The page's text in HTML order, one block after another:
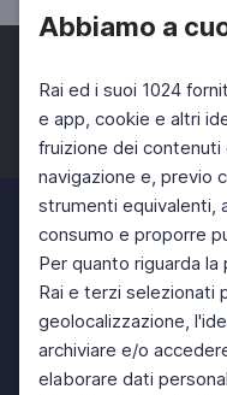
Abbiamo a
Rai ed i suoi 1024
e app, cookie e altri
fruizione dei contenuti
navigazione e, previo
strumenti equivalenti,
consumo e proporre
Per quanto riguarda
Rai e terzi selezionati
geolocalizzazione,
archiviare e/o
elaborare dati
Facebook